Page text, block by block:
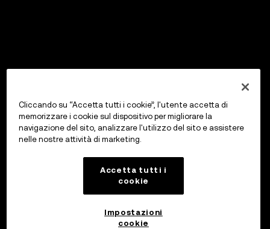
Cliccando su “Accetta tutti i cookie”, l'utente accetta di
memorizzare i cookie sul dispositivo per migliorare la
navigazione del sito, analizzare l'utilizzo del sito e assistere
nelle nostre attività di marketing.
Accetta tutti i
cookie
Impostazioni
cookie